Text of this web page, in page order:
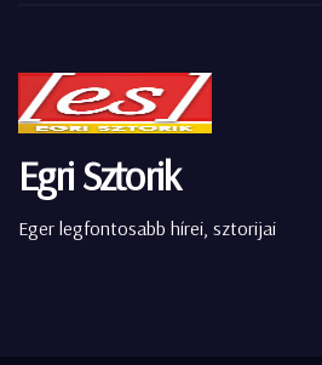
Egri Sztorik
Eger legfontosabb hírei, sztorijai